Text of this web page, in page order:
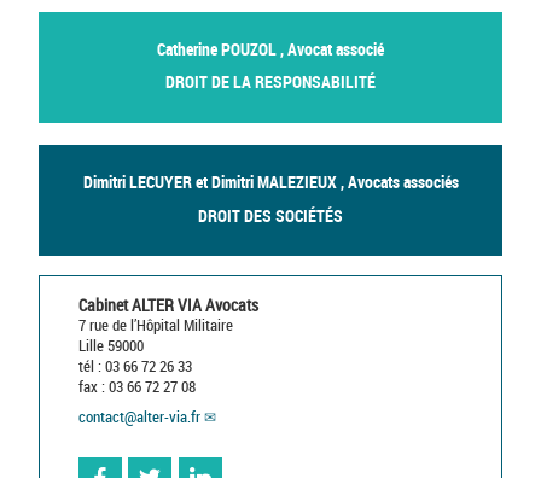
Catherine POUZOL , Avocat associé
DROIT DE LA RESPONSABILITÉ
Dimitri LECUYER et Dimitri MALEZIEUX , Avocats associés
DROIT DES SOCIÉTÉS
Cabinet ALTER VIA Avocats
7 rue de l’Hôpital Militaire
Lille 59000
tél : 03 66 72 26 33
fax : 03 66 72 27 08
contact@alter-via.fr